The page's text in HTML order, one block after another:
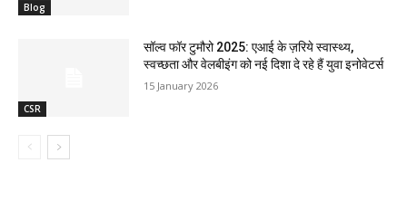
Blog
CSR
सॉल्व फॉर टुमौरो 2025: एआई के ज़रिये स्वास्थ्य,
स्वच्छता और वेलबीइंग को नई दिशा दे रहे हैं युवा इनोवेटर्स
15 January 2026